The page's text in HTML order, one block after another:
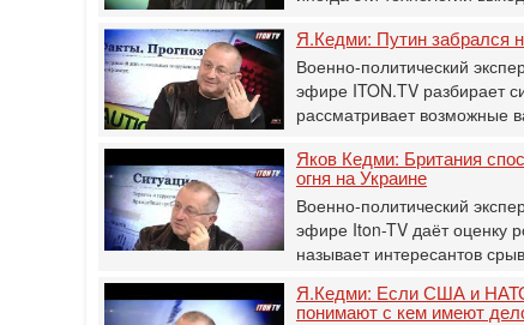
Я.Кедми: Путин забрался
Военно-политический
эфире ITON.TV разбирает
рассматривает возможные
Яков Кедми: Британия
огня на Украине
Военно-политический
эфире Iton-TV даёт оценку
называет интересантов
Я.Кедми: Если США и НАТО
понимают с кем имеют